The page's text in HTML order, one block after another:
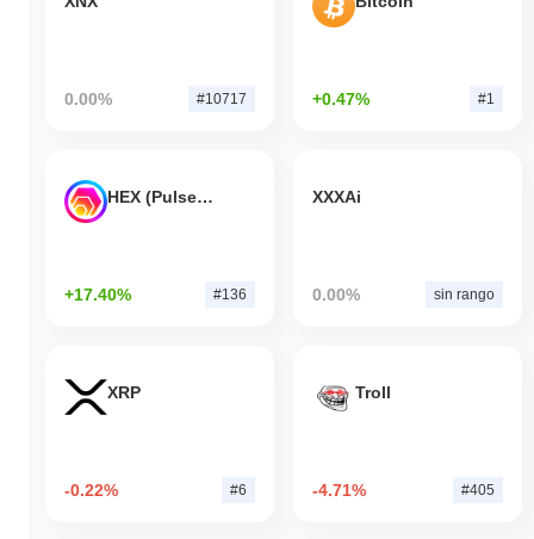
0.00% #10717 +0.47% #1
HEX (Pulsechain)
+17.40% #136
XXXAi
0.00% sin rango
XRP
-0.22% #6
Troll
-4.71% #405